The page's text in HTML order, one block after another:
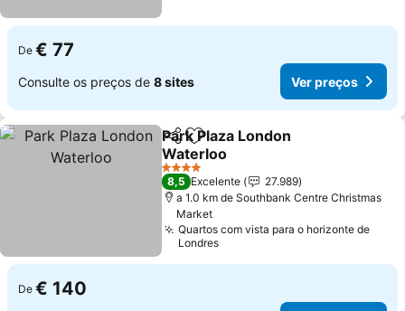
De € 77
Consulte os preços de 8 sites Ver preços
PartilharAdicionar aos favoritos
Park Plaza London
Waterloo
Ver preços
4 Estrelas
8,5 Excelente
27.989
a 1.0 km de Southbank Centre Christmas
Market
Quartos com vista para o horizonte de
Londres
De € 140